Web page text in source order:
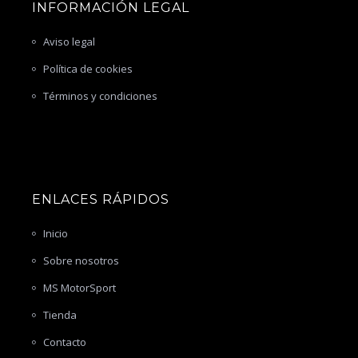
INFORMACIÓN LEGAL
Aviso legal
Política de cookies
Términos y condiciones
ENLACES RÁPIDOS
Inicio
Sobre nosotros
MS MotorSport
Tienda
Contacto